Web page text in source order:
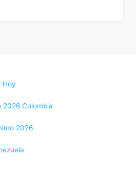
Hoy
2026 Colombia
2026